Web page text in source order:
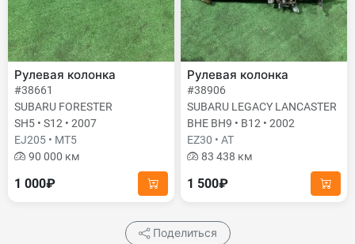
Рулевая колонка
#38661
SUBARU FORESTER
SH5 • S12 • 2007
EJ205 • MT5
90 000 км
1 000₽
Рулевая колонка
#38906
SUBARU LEGACY LANCASTER
BHE BH9 • B12 • 2002
EZ30 • AT
83 438 км
1 500₽
Поделиться